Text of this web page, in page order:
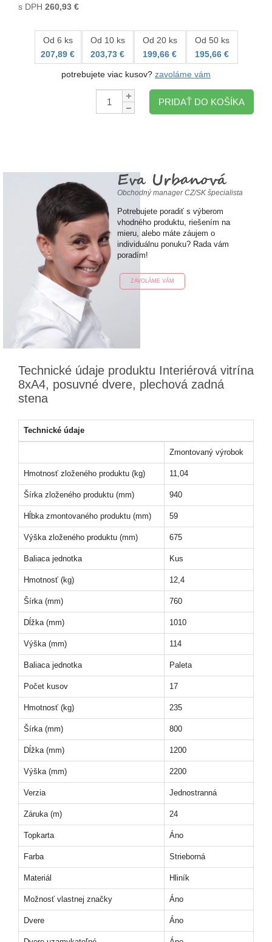
s DPH 260,93 €
Od 6 ks
207,89 €
Od 10 ks
203,73 €
Od 20 ks
199,66 €
Od 50 ks
195,66 €
potrebujete viac kusov? zavoláme vám
Množstvo:
PRIDAŤ DO KOŠÍKA
Eva Urbanová
Obchodný manager CZ/SK špecialista
Potrebujete poradiť s výberom
vhodného produktu, riešením na
mieru, alebo máte záujem o
individuálnu ponuku? Rada vám
poradím!
ZAVOLÁME VÁM
Technické údaje produktu Interiérová vitrína
8xA4, posuvné dvere, plechová zadná
stena
Technické údaje
Zmontovaný výrobok
Hmotnosť zloženého produktu (kg) 11,04
Šírka zloženého produktu (mm) 940
Hĺbka zmontovaného produktu (mm) 59
Výška zloženého produktu (mm) 675
Baliaca jednotka Kus
Hmotnosť (kg) 12,4
Šírka (mm) 760
Dĺžka (mm) 1010
Výška (mm) 114
Baliaca jednotka Paleta
Počet kusov 17
Hmotnosť (kg) 235
Šírka (mm) 800
Dĺžka (mm) 1200
Výška (mm) 2200
Verzia Jednostranná
Záruka (m) 24
Topkarta Áno
Farba Strieborná
Materiál Hliník
Možnosť vlastnej značky Áno
Dvere Áno